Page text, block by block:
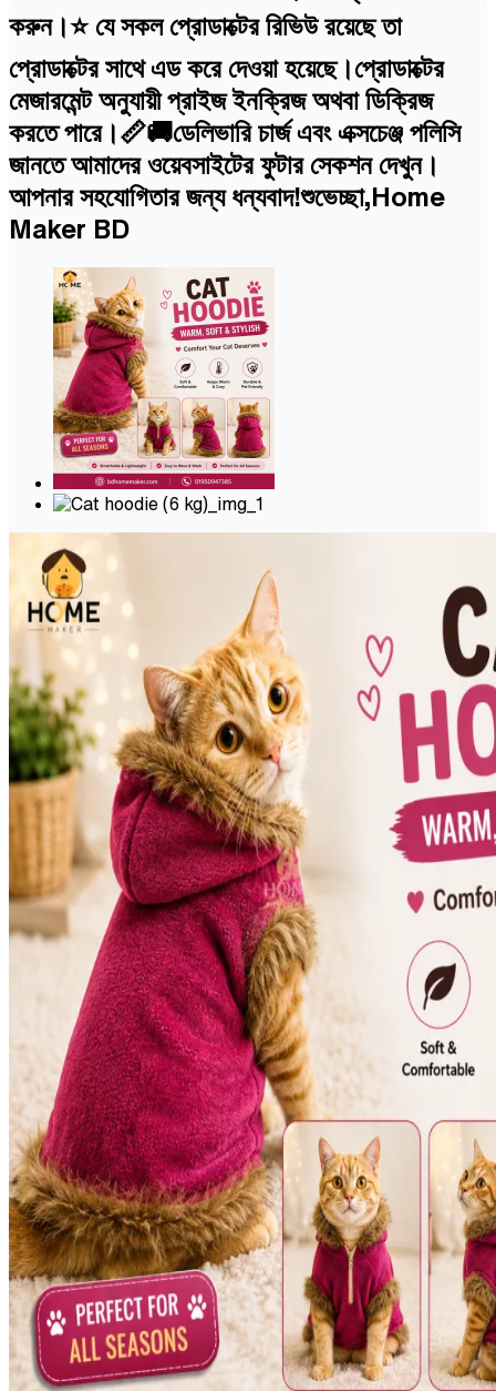
করুন।⭐ যে সকল প্রোডাক্টের রিভিউ রয়েছে তা
প্রোডাক্টের সাথে এড করে দেওয়া হয়েছে।প্রোডাক্টের
মেজারমেন্ট অনুযায়ী প্রাইজ ইনক্রিজ অথবা ডিক্রিজ
করতে পারে।📏🚚ডেলিভারি চার্জ এবং এক্সচেঞ্জ পলিসি
জানতে আমাদের ওয়েবসাইটের ফুটার সেকশন দেখুন।
আপনার সহযোগিতার জন্য ধন্যবাদ!শুভেচ্ছা,Home
Maker BD